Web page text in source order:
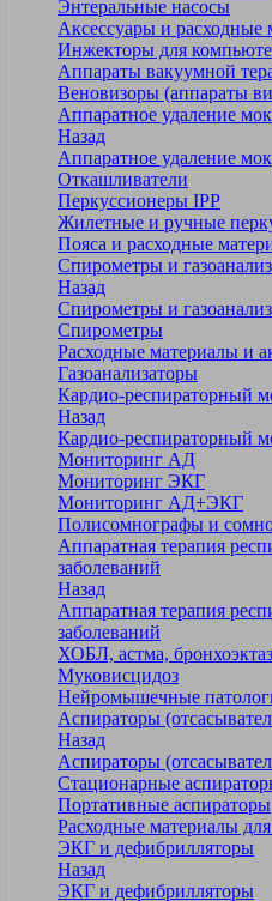
Энтеральные насосы
Аксессуары и расходные
Инжекторы для
Аппараты вакуумной
Веновизоры (аппараты
Аппаратное удаление
Назад
Аппаратное удаление
Откашливатели
Перкуссионеры IPP
Жилетные и ручные
Пояса и расходные
Спирометры и
Назад
Спирометры и
Спирометры
Расходные материалы и
Газоанализаторы
Кардио-респираторный
Назад
Кардио-респираторный
Мониторинг АД
Мониторинг ЭКГ
Мониторинг АД+ЭКГ
Полисомнографы и
Аппаратная терапия
заболеваний
Назад
Аппаратная терапия
заболеваний
ХОБЛ, астма,
Муковисцидоз
Нейромышечные
Аспираторы
Назад
Аспираторы
Стационарные
Портативные аспираторы
Расходные материалы
ЭКГ и дефибрилляторы
Назад
ЭКГ и дефибрилляторы